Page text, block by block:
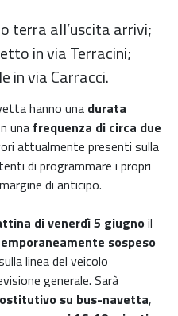
terra all’uscita arrivi;
in via Terracini;
in via Carracci.
hanno una durata
una frequenza di circa due
attualmente presenti sulla
di programmare i propri
di anticipo.
di venerdì 5 giugnoil
sospeso
linea del veicolo
generale. Sarà
su bus-navetta,